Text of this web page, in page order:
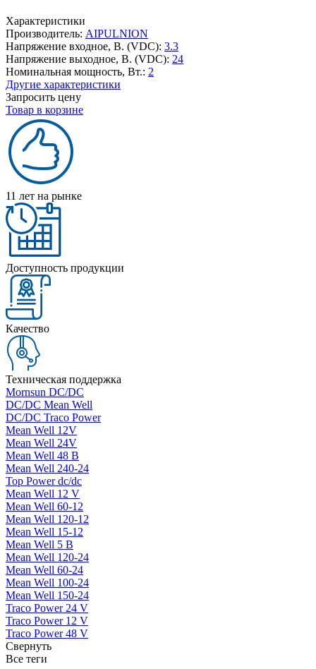
Характеристики
Производитель: AIPULNION
Напряжение входное, В. (VDC): 3.3
Напряжение выходное, В. (VDC): 24
Номинальная мощность, Вт.: 2
Другие характеристики
Запросить цену
Товар в корзине
11 лет на рынке
Доступность продукции
Качество
Техническая поддержка
Mornsun DC/DC
DC/DC Mean Well
DC/DC Traco Power
Mean Well 12V
Mean Well 24V
Mean Well 48 В
Mean Well 240-24
Top Power dc/dc
Mean Well 12 V
Mean Well 60-12
Mean Well 120-12
Mean Well 15-12
Mean Well 5 В
Mean Well 120-24
Mean Well 60-24
Mean Well 100-24
Mean Well 150-24
Traco Power 24 V
Traco Power 12 V
Traco Power 48 V
Свернуть
Все теги